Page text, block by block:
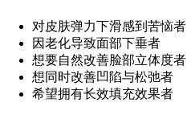
对皮肤弹力下滑感到苦恼者
因老化导致面部下垂者
想要自然改善脸部立体度者
想同时改善凹陷与松弛者
希望拥有长效填充效果者